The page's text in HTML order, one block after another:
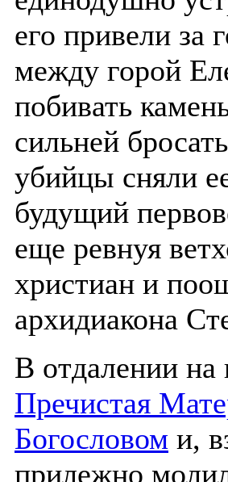
его привели за
между горой
побивать
сильней
убийцы сняли
будущий
еще ревнуя
христиан и
архидиакона
В отдалении на
Пречистая
Богословом и,
прилежно